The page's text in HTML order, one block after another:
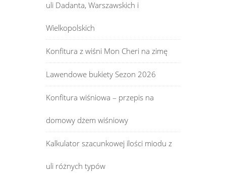
uli Dadanta, Warszawskich i
Wielkopolskich
Konfitura z wiśni Mon Cheri na zimę
Lawendowe bukiety Sezon 2026
Konfitura wiśniowa – przepis na
domowy dżem wiśniowy
Kalkulator szacunkowej ilości miodu z
uli różnych typów